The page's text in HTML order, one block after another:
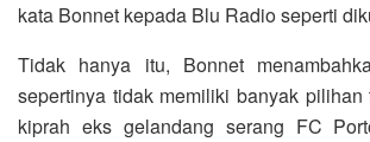
kata Bonnet kepada Blu Radio seperti
Tidak hanya itu, Bonnet
sepertinya tidak memiliki banyak pilihan
kiprah eks gelandang serang FC